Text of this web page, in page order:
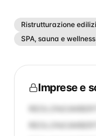
Ristrutturazione
SPA, sauna e wellness
Imprese e
REOLON/
REOLON/